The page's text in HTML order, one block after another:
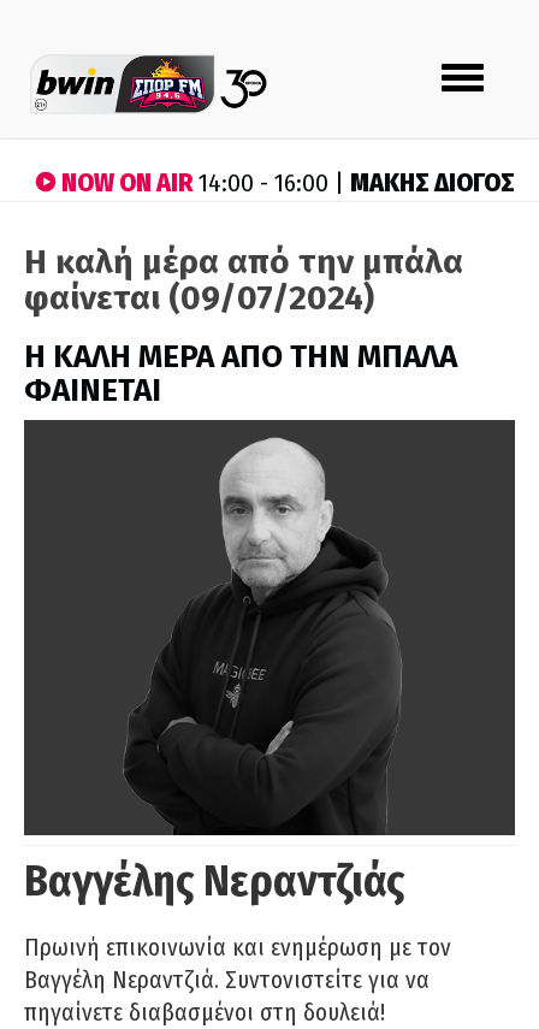
Toggle
navigation
NOW ON AIR14:00 - 16:00 | ΜΑΚΗΣ ΔΙΟΓΟΣ
Η καλή μέρα από την μπάλα
φαίνεται (09/07/2024)
H ΚΑΛΗ ΜΕΡΑ ΑΠΟ ΤΗΝ ΜΠΑΛΑ
ΦΑΙΝΕΤΑΙ
Βαγγέλης Νεραντζιάς
Πρωινή επικοινωνία και ενημέρωση με τον
Βαγγέλη Νεραντζιά. Συντονιστείτε για να
πηγαίνετε διαβασμένοι στη δουλειά!